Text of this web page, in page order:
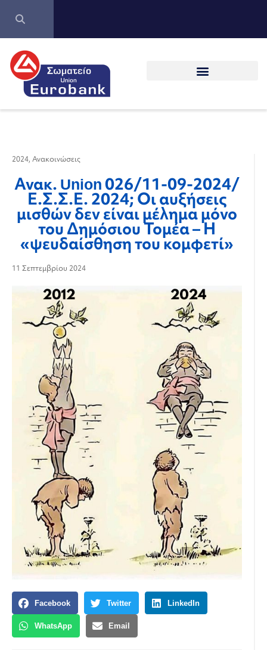
2024, Ανακοινώσεις
Ανακ. Union 026/11-09-2024/
Ε.Σ.Σ.Ε. 2024; Οι αυξήσεις
μισθών δεν είναι μέλημα μόνο
του Δημόσιου Τομέα – Η
«ψευδαίσθηση του κομφετί»
11 Σεπτεμβρίου 2024
Facebook Twitter LinkedIn
WhatsApp Email